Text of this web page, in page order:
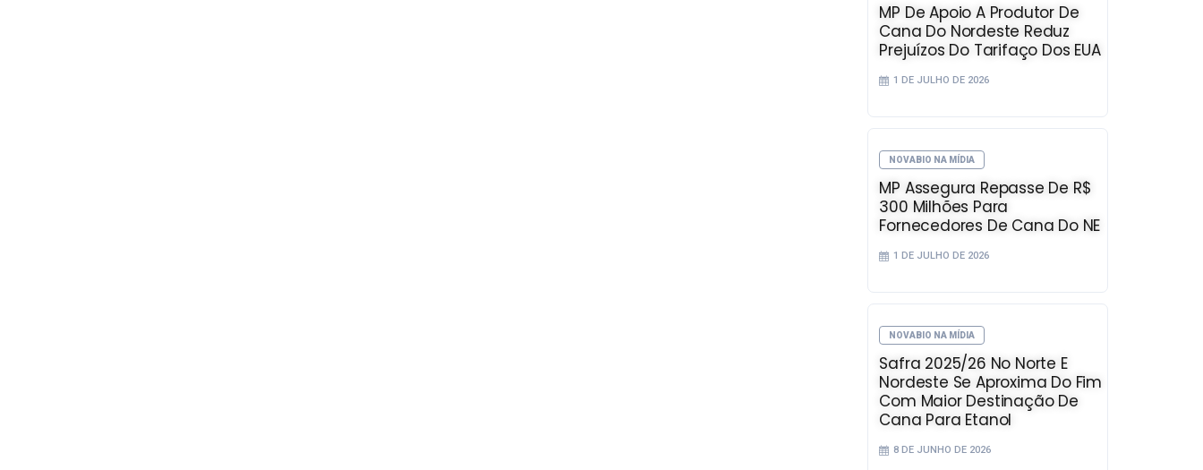
MP De Apoio A Produtor De
Cana Do Nordeste Reduz
Prejuízos Do Tarifaço Dos EUA
1 DE JULHO DE 2026
NOVABIO NA MÍDIA
MP Assegura Repasse De R$
300 Milhões Para
Fornecedores De Cana Do NE
1 DE JULHO DE 2026
NOVABIO NA MÍDIA
Safra 2025/26 No Norte E
Nordeste Se Aproxima Do Fim
Com Maior Destinação De
Cana Para Etanol
8 DE JUNHO DE 2026